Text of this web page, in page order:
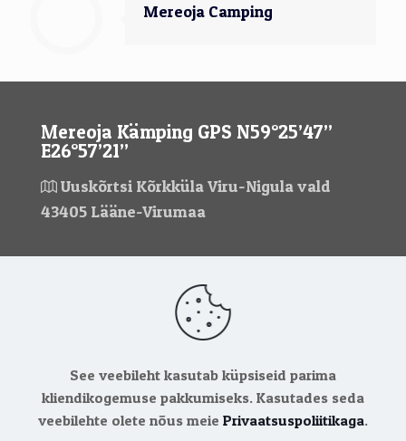
Mereoja Camping
Mereoja Kämping GPS N59°25’47’’
E26°57’21’’
Uuskõrtsi Kõrkküla Viru-Nigula vald
43405 Lääne-Virumaa
mereoja@mereoja.eu
+372 5908 4196
See veebileht kasutab küpsiseid parima
kliendikogemuse pakkumiseks. Kasutades seda
veebilehte olete nõus meie Privaatsuspoliitikaga.